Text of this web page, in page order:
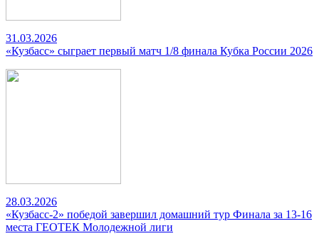
31.03.2026
«Кузбасс» сыграет первый матч 1/8 финала Кубка России 2026
28.03.2026
«Кузбасс-2» победой завершил домашний тур Финала за 13-16
места ГЕОТЕК Молодежной лиги